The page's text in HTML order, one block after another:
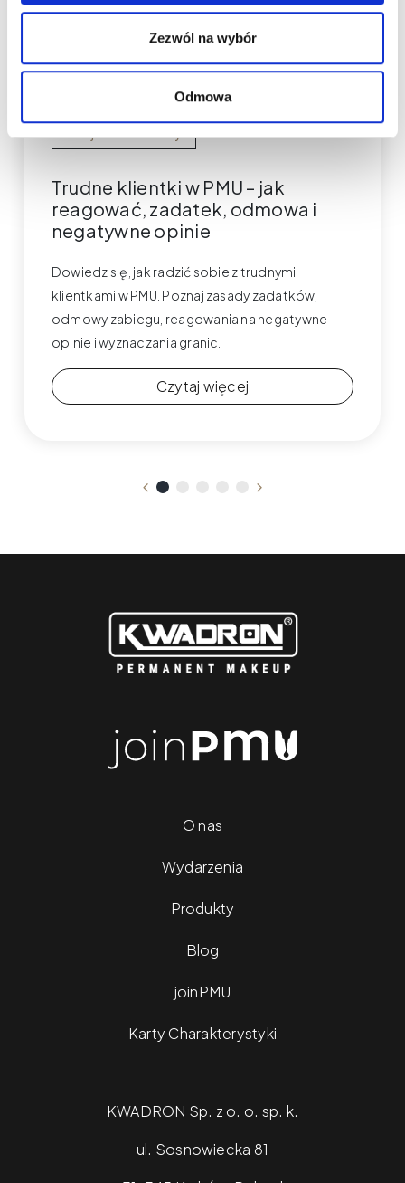
Zezwól na wybór
Odmowa
Makijaż Permanentny
Trudne klientki w PMU – jak
reagować, zadatek, odmowa i
negatywne opinie
Dowiedz się, jak radzić sobie z trudnymi
klientkami w PMU. Poznaj zasady zadatków,
odmowy zabiegu, reagowania na negatywne
opinie i wyznaczania granic.
Czytaj więcej
O nas
Wydarzenia
Produkty
Blog
joinPMU
Karty Charakterystyki
KWADRON Sp. z o. o. sp. k.
ul. Sosnowiecka 81